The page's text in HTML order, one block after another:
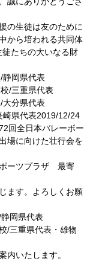
の生徒は友のために
から培われる共同体
たちの大いなる財
岡県代表
/三重県代表
分県代表
県代表2019/12/24
回全日本バレーボー
場に向けた壮行会を
ーツプラザ 最寄
ます。よろしくお願
岡県代表
三重県代表・雄物
内いたします。